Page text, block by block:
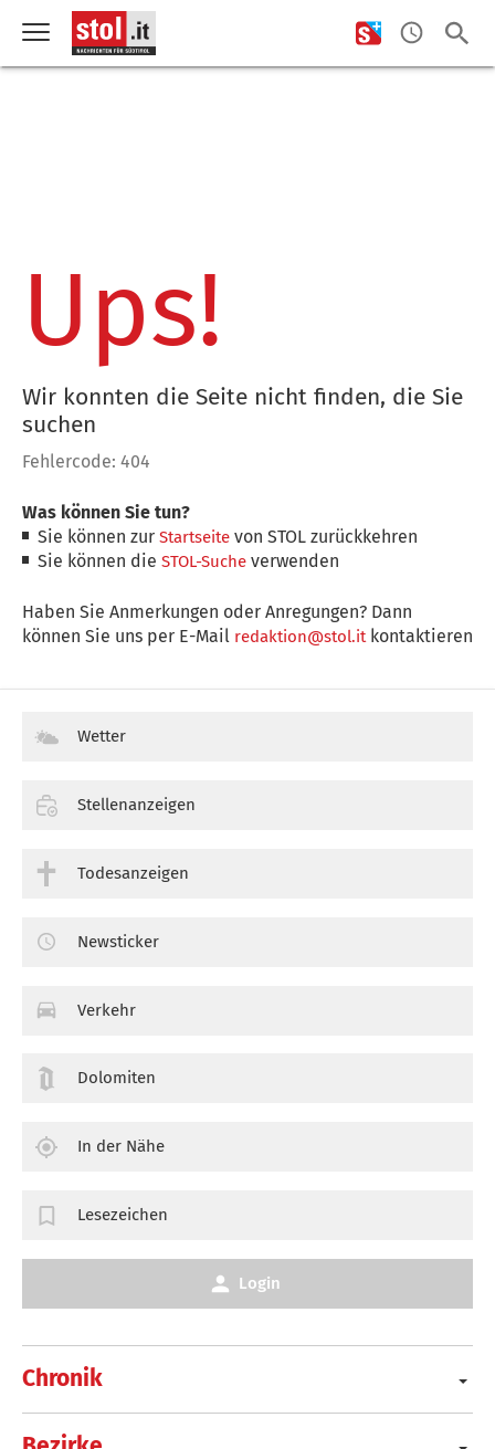
Ups!
Wir konnten die Seite nicht finden, die Sie
suchen
Fehlercode: 404
Was können Sie tun?
Sie können zurStartseite von STOL zurückkehren
Sie können dieSTOL-Suche verwenden
Haben Sie Anmerkungen oder Anregungen? Dann
können Sie uns per E-Mail redaktion@stol.itkontaktieren
Chronik
Wetter
Stellenanzeigen
Todesanzeigen
Newsticker
Verkehr
Dolomiten
In der Nähe
Lesezeichen
Login